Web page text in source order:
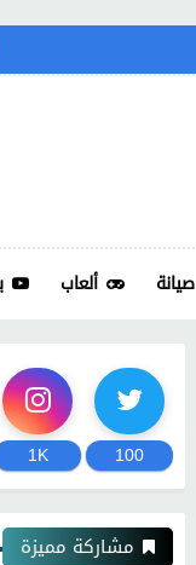
صيانة ألعاب
100
1K
مشاركة مميزة